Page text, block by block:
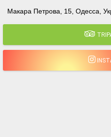
Макара Петрова, 15, Одесса,